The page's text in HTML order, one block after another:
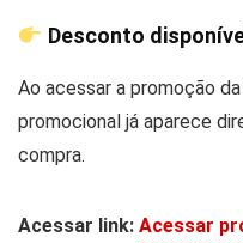
Desconto
Ao acessar a promoção
promocional já aparece
compra.
Acessar link: Acessar